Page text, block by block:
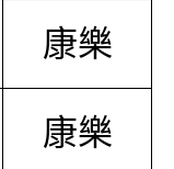
康樂
康樂